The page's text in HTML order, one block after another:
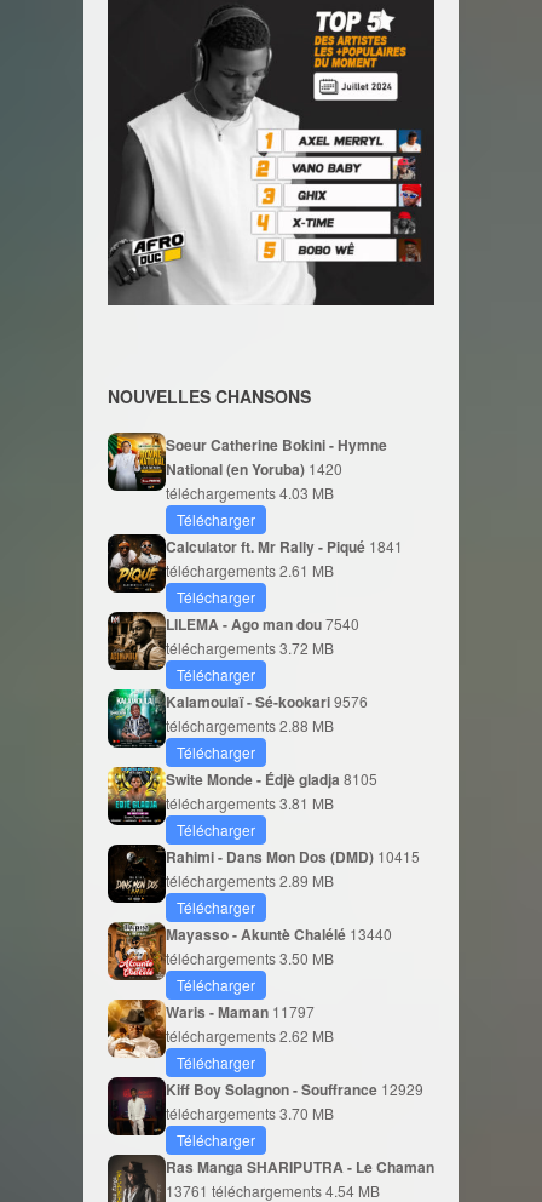
NOUVELLES CHANSONS
Soeur Catherine Bokini - Hymne
National (en Yoruba) 1420
téléchargements4.03 MB
Télécharger
Calculator ft. Mr Rally - Piqué 1841
téléchargements2.61 MB
Télécharger
LILEMA - Ago man dou7540
téléchargements3.72 MB
Télécharger
Kalamoulaï - Sé-kookari9576
téléchargements2.88 MB
Télécharger
Swite Monde - Édjè gladja 8105
téléchargements3.81 MB
Télécharger
Rahimi - Dans Mon Dos (DMD) 10415
téléchargements2.89 MB
Télécharger
Mayasso - Akuntè Chalélé 13440
téléchargements3.50 MB
Télécharger
Waris - Maman 11797
téléchargements2.62 MB
Télécharger
Kiff Boy Solagnon - Souffrance 12929
téléchargements3.70 MB
Télécharger
Ras Manga SHARIPUTRA - Le Chaman
13761 téléchargements4.54 MB